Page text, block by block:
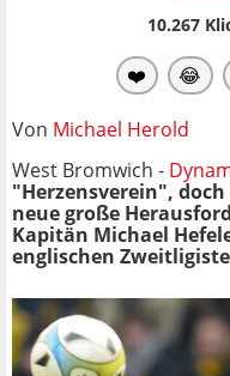
10.267
❤️ 😂
Von Michael Herold
West Bromwich -
"Herzensverein",
neue große
Kapitän Michael
englischen